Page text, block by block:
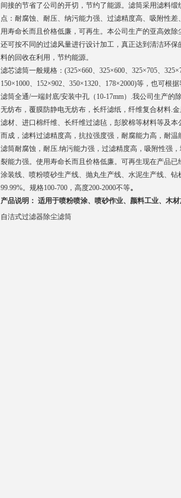
间接的节省了公司的开切，节约了能源。滤筒采用滤料
点：耐腐蚀、耐压、纳污能力强、过滤精度高、吸附性
用寿命长而且价格低廉，可再生。本公司生产的亚高效
还可按不同的过滤风量进行设计加工，真正达到清洁环
料的回收在利用，节约能源。
滤芯滤筒一般规格：(325×660、325×600、325×705、
150×1000、152×902、350×1320、178×2000)等，也可根
滤筒全通/一端封底/安装中孔（10-17mm）.我公司生产的
无纺布，覆膜防静电无纺布，长纤滤纸，纤维复合材料.
滤材、进口棉纤维、长纤维过滤毡，彭胶棉等材料等及
而成，滤料过滤精度高，抗拉强度强，耐腐能力高，耐
滤筒耐腐蚀，耐压.纳污能力强，过滤精度高，吸附性强
裂能力强。使用寿命长而且价格低廉。可再生现在产品
涂装线、喷粉喷砂生产线、抛丸生产线、水泥生产线、
99.99%。规格100-700，高度200-2000不等。
产品说明： 适用于喷粉喷涂、喷砂作业、颜料工业、木材
自洁式过滤器除尘滤筒